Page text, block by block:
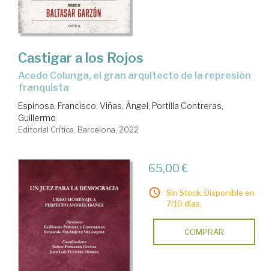
Castigar a los Rojos
Acedo Colunga, el gran arquitecto de la represión
franquista
Espinosa, Francisco; Viñas, Ángel; Portilla Contreras,
Guillermo
Editorial Crítica. Barcelona, 2022
65,00 €
Sin Stock. Disponible en
7/10 días.
COMPRAR